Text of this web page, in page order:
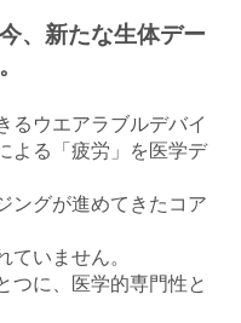
医療機器）
、新たな生体デー
るウエアラブルデバイ
よる「疲労」を医学デ
ングが進めてきたコア
ていません。
つに、医学的専門性と